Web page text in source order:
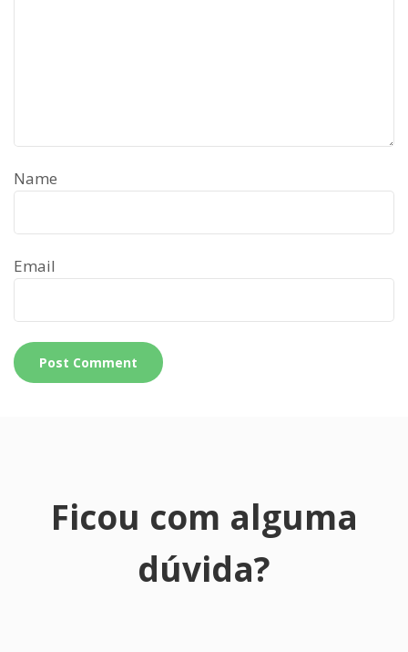
Name
Email
Ficou com alguma
dúvida?